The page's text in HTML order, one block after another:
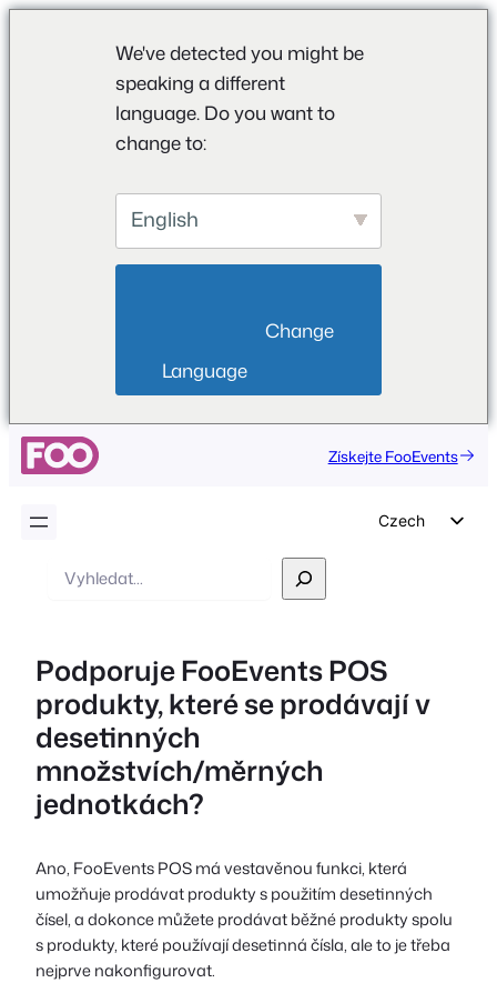
We've detected you might be
speaking a different
language. Do you want to
change to:
English
Language
Získejte FooEvents
Czech
Spanish
Italian
Vyhledávání
Podporuje FooEvents POS
produkty, které se prodávají v
desetinných
množstvích/měrných
jednotkách?
Ano, FooEvents POS má vestavěnou funkci, která
umožňuje prodávat produkty s použitím desetinných
čísel, a dokonce můžete prodávat běžné produkty spolu
s produkty, které používají desetinná čísla, ale to je třeba
nejprve nakonfigurovat.